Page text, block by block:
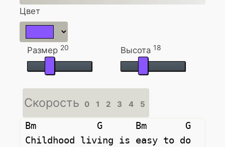
Цвет
Размер 20 Высота 18
Скорость 0 1 2 3 4 5
Bm           G      Bm       G
Childhood living is easy to do